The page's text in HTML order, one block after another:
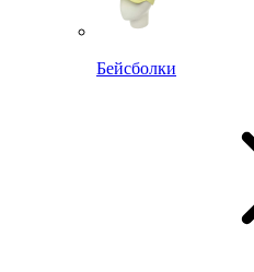
Бейсболки